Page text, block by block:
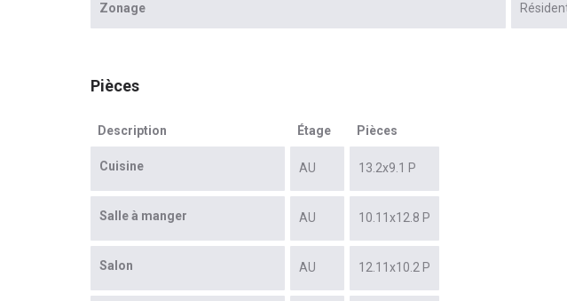
Zonage
Pièces
Description Étage Pièces
Cuisine AU 13.2x9.1 P
Salle à manger AU 10.11x12.8 P
Salon AU 12.11x10.2 P